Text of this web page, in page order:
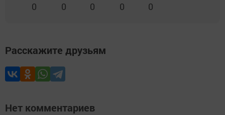
0 0 0 0 0
Расскажите друзьям
Нет комментариев